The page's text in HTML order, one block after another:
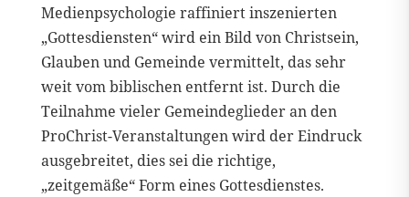
Medienpsychologie raffiniert inszenierten
„Gottesdiensten“ wird ein Bild von Christsein,
Glauben und Gemeinde vermittelt, das sehr
weit vom biblischen entfernt ist. Durch die
Teilnahme vieler Gemeindeglieder an den
ProChrist-Veranstaltungen wird der Eindruck
ausgebreitet, dies sei die richtige,
„zeitgemäße“ Form eines Gottesdienstes.